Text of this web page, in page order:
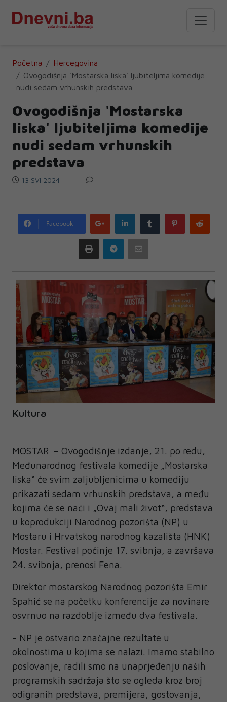
Početna
Hercegovina
Ovogodišnja 'Mostarska liska' ljubiteljima komedije
nudi sedam vrhunskih predstava
Ovogodišnja 'Mostarska
liska' ljubiteljima komedije
nudi sedam vrhunskih
predstava
13 SVI 2024
Facebook
Google
plus
LinkedIn Tumblr Pinterest
Print Telegram
Kultura
MOSTAR – Ovogodišnje izdanje, 21. po redu,
Međunarodnog festivala komedije „Mostarska
liska“ će svim zaljubljenicima u komediju
prikazati sedam vrhunskih predstava, a među
kojima će se naći i „Ovaj mali život“, predstava
u koprodukciji Narodnog pozorišta (NP) u
Mostaru i Hrvatskog narodnog kazališta (HNK)
Mostar. Festival počinje 17. svibnja, a završava
24. svibnja, prenosi Fena.
Direktor mostarskog Narodnog pozorišta Emir
Spahić se na početku konferencije za novinare
osvrnuo na razdoblje između dva festivala.
- NP je ostvario značajne rezultate u
okolnostima u kojima se nalazi. Imamo stabilno
poslovanje, radili smo na unaprjeđenju naših
programskih sadržaja što se ogleda kroz broj
odigranih predstava, premijera, gostovanja,